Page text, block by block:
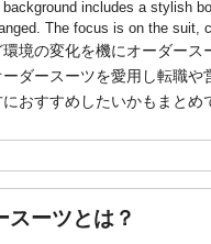
境の変化を機にオーダー
ダースーツを愛用し転職
におすすめしたいかもまと
スーツとは？